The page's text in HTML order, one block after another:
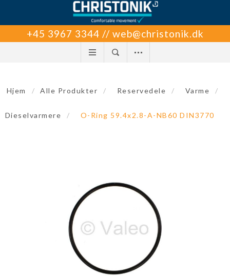
+45 3967 3344 // web@christonik.dk
Hjem / Alle Produkter / Reservedele / Varme /
Dieselvarmere / O-Ring 59.4x2.8-A-NB60 DIN3770